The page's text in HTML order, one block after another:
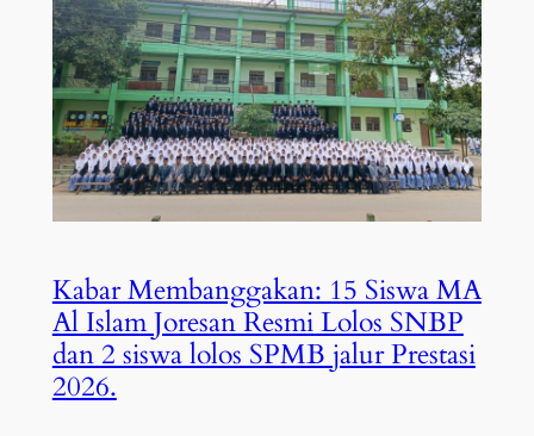
Kabar Membanggakan: 15 Siswa MA
Al Islam Joresan Resmi Lolos SNBP
dan 2 siswa lolos SPMB jalur Prestasi
2026.